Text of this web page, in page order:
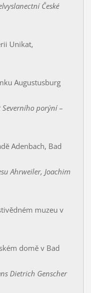
České
Unikat,
Augustusburg
porýní –
Adenbach, Bad
Ahrweiler, Joachim
muzeu v
domě v Bad
Dietrich Genscher